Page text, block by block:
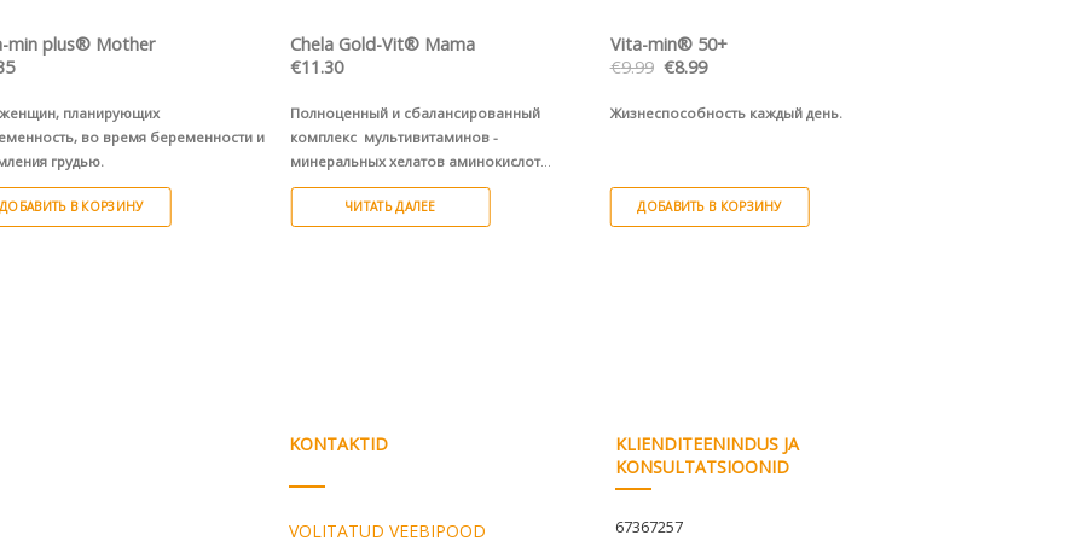
ПРОСМОТР
min plus® Mother
планирующих
во время беременности и
грудью.
ДОБАВИТЬ В КОРЗИНУ
ПРОСМОТР
Chela Gold-Vit® Mama
€11.30
Полноценный и сбалансированный
комплекс мультивитаминов -
минеральных хелатов аминокислот
Albion®, обогощенный экстрактом
клюквы женщинам во время
беременности.Витамины • Минеральные
ЧИТАТЬ ДАЛЕЕ
ПРОСМОТР
Vita-min® 50+
€9.99 Первоначальная
€9.99.
€8.99Текущая
Жизнеспособность каждый день.
ДОБАВИТЬ В КОРЗИНУ
KONTAKTID
VOLITATUD VEEBIPOOD
KLIENDITEENINDUS JA
KONSULTATSIOONID
67367257